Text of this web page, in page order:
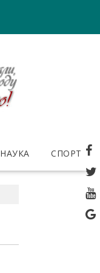
НАУКА СПОРТ